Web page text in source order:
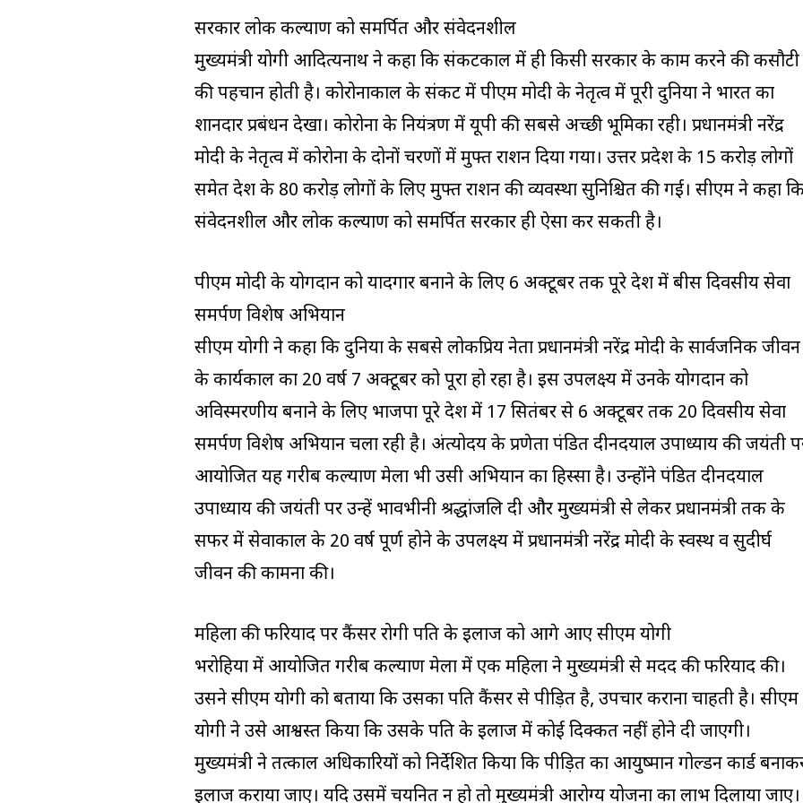
सरकार लोक कल्याण को समर्पित और संवेदनशील
मुख्यमंत्री योगी आदित्यनाथ ने कहा कि संकटकाल में ही किसी सरकार के काम करने की कसौटी
की पहचान होती है। कोरोनाकाल के संकट में पीएम मोदी के नेतृत्व में पूरी दुनिया ने भारत का
शानदार प्रबंधन देखा। कोरोना के नियंत्रण में यूपी की सबसे अच्छी भूमिका रही। प्रधानमंत्री नरेंद्र
मोदी के नेतृत्व में कोरोना के दोनों चरणों में मुफ्त राशन दिया गया। उत्तर प्रदेश के 15 करोड़ लोगों
समेत देश के 80 करोड़ लोगों के लिए मुफ्त राशन की व्यवस्था सुनिश्चित की गई। सीएम ने कहा
संवेदनशील और लोक कल्याण को समर्पित सरकार ही ऐसा कर सकती है।
पीएम मोदी के योगदान को यादगार बनाने के लिए 6 अक्टूबर तक पूरे देश में बीस दिवसीय सेवा
समर्पण विशेष अभियान
सीएम योगी ने कहा कि दुनिया के सबसे लोकप्रिय नेता प्रधानमंत्री नरेंद्र मोदी के सार्वजनिक जीवन
के कार्यकाल का 20 वर्ष 7 अक्टूबर को पूरा हो रहा है। इस उपलक्ष्य में उनके योगदान को
अविस्मरणीय बनाने के लिए भाजपा पूरे देश में 17 सितंबर से 6 अक्टूबर तक 20 दिवसीय सेवा
समर्पण विशेष अभियान चला रही है। अंत्योदय के प्रणेता पंडित दीनदयाल उपाध्याय की जयंती
आयोजित यह गरीब कल्याण मेला भी उसी अभियान का हिस्सा है। उन्होंने पंडित दीनदयाल
उपाध्याय की जयंती पर उन्हें भावभीनी श्रद्धांजलि दी और मुख्यमंत्री से लेकर प्रधानमंत्री तक के
सफर में सेवाकाल के 20 वर्ष पूर्ण होने के उपलक्ष्य में प्रधानमंत्री नरेंद्र मोदी के स्वस्थ व सुदीर्घ
जीवन की कामना की।
महिला की फरियाद पर कैंसर रोगी पति के इलाज को आगे आए सीएम योगी
भरोहिया में आयोजित गरीब कल्याण मेला में एक महिला ने मुख्यमंत्री से मदद की फरियाद की।
उसने सीएम योगी को बताया कि उसका पति कैंसर से पीड़ित है, उपचार कराना चाहती है। सीएम
योगी ने उसे आश्वस्त किया कि उसके पति के इलाज में कोई दिक्कत नहीं होने दी जाएगी।
मुख्यमंत्री ने तत्काल अधिकारियों को निर्देशित किया कि पीड़ित का आयुष्मान गोल्डन कार्ड
इलाज कराया जाए। यदि उसमें चयनित न हो तो मुख्यमंत्री आरोग्य योजना का लाभ दिलाया जाए।